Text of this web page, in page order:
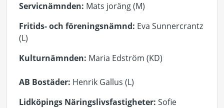
Servicnämnden: Mats joräng (M)
Fritids- och föreningsnämnd: Eva Sunnercrantz
(L)
Kulturnämnden: Maria Edström (KD)
AB Bostäder: Henrik Gallus (L)
Lidköpings Näringslivsfastigheter: Sofie